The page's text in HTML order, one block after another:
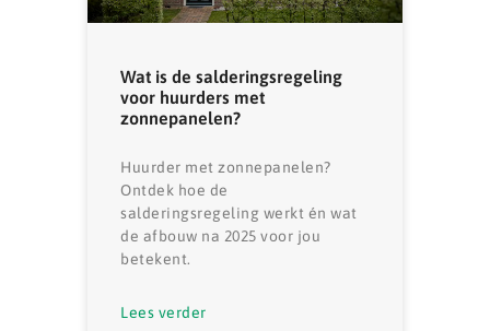
Wat is de salderingsregeling
voor huurders met
zonnepanelen?
Huurder met zonnepanelen?
Ontdek hoe de
salderingsregeling werkt én wat
de afbouw na 2025 voor jou
betekent.
Lees verder